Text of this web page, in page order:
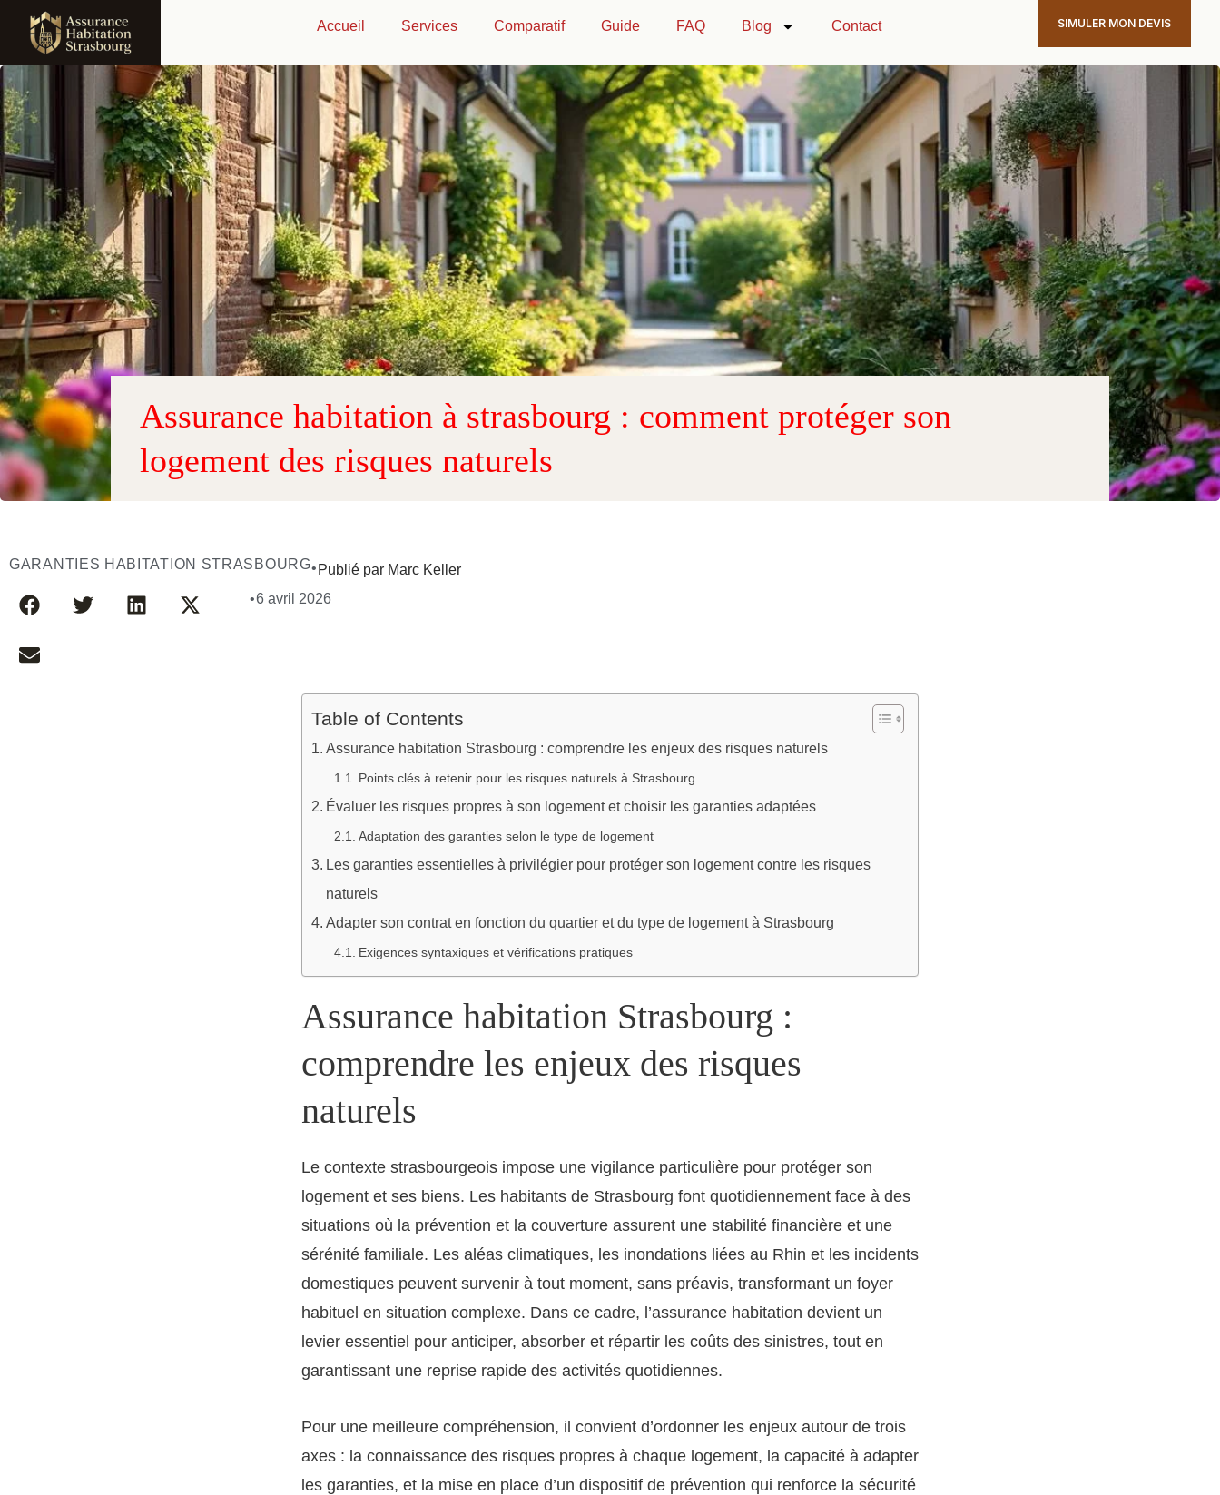
Accueil Services Comparatif Guide FAQ Blog Contact SIMULER MON DEVIS
Assurance habitation à strasbourg : comment protéger son
logement des risques naturels
GARANTIES HABITATION STRASBOURG• Publié par Marc Keller
•6 avril 2026
Table of Contents
Assurance habitation Strasbourg : comprendre les enjeux des risques naturels
Points clés à retenir pour les risques naturels à Strasbourg
Évaluer les risques propres à son logement et choisir les garanties adaptées
Adaptation des garanties selon le type de logement
Les garanties essentielles à privilégier pour protéger son logement contre les risques
naturels
Adapter son contrat en fonction du quartier et du type de logement à Strasbourg
Exigences syntaxiques et vérifications pratiques
Assurance habitation Strasbourg :
comprendre les enjeux des risques
naturels
Le contexte strasbourgeois impose une vigilance particulière pour protéger son
logement et ses biens. Les habitants de Strasbourg font quotidiennement face à des
situations où la prévention et la couverture assurent une stabilité financière et une
sérénité familiale. Les aléas climatiques, les inondations liées au Rhin et les incidents
domestiques peuvent survenir à tout moment, sans préavis, transformant un foyer
habituel en situation complexe. Dans ce cadre, l’assurance habitation devient un
levier essentiel pour anticiper, absorber et répartir les coûts des sinistres, tout en
garantissant une reprise rapide des activités quotidiennes.
Pour une meilleure compréhension, il convient d’ordonner les enjeux autour de trois
axes : la connaissance des risques propres à chaque logement, la capacité à adapter
les garanties, et la mise en place d’un dispositif de prévention qui renforce la sécurité